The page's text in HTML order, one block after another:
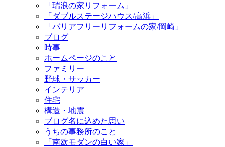
「瑞浪の家リフォーム」
「ダブルステージハウス/高浜」
「バリアフリーリフォームの家/岡崎」
ブログ
時事
ホームページのこと
ファミリー
野球・サッカー
インテリア
住宅
構造・地震
ブログ名に込めた思い
うちの事務所のこと
「南欧モダンの白い家」